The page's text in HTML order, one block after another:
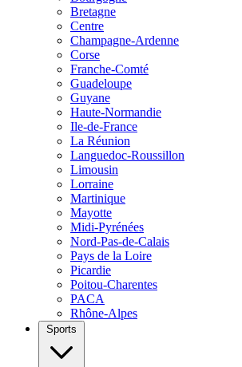
Bretagne
Centre
Champagne-Ardenne
Corse
Franche-Comté
Guadeloupe
Guyane
Haute-Normandie
Ile-de-France
La Réunion
Languedoc-Roussillon
Limousin
Lorraine
Martinique
Mayotte
Midi-Pyrénées
Nord-Pas-de-Calais
Pays de la Loire
Picardie
Poitou-Charentes
PACA
Rhône-Alpes
Sports